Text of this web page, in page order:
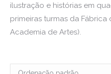
ilustração e histórias em
primeiras turmas da
Academia de Artes).